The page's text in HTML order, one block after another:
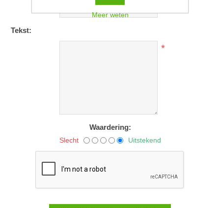
Tekst:
*
Waardering:
Slecht Uitstekend
Meer weten